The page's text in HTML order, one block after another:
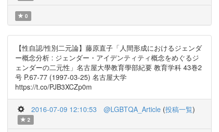
0
【性自認/性別二元論】藤原直子「人間形成におけるジェンダ
ー概念分析 : ジェンダー・アイデンティティ概念をめぐるジ
ェンダーの二元性」名古屋大學教育學部紀要 教育学科 43巻2
号 P.67-77 (1997-03-25) 名古屋大学
https://t.co/PJB3XCZp0m
2016-07-09 12:10:53 @LGBTQA_Article (投稿一覧)
2